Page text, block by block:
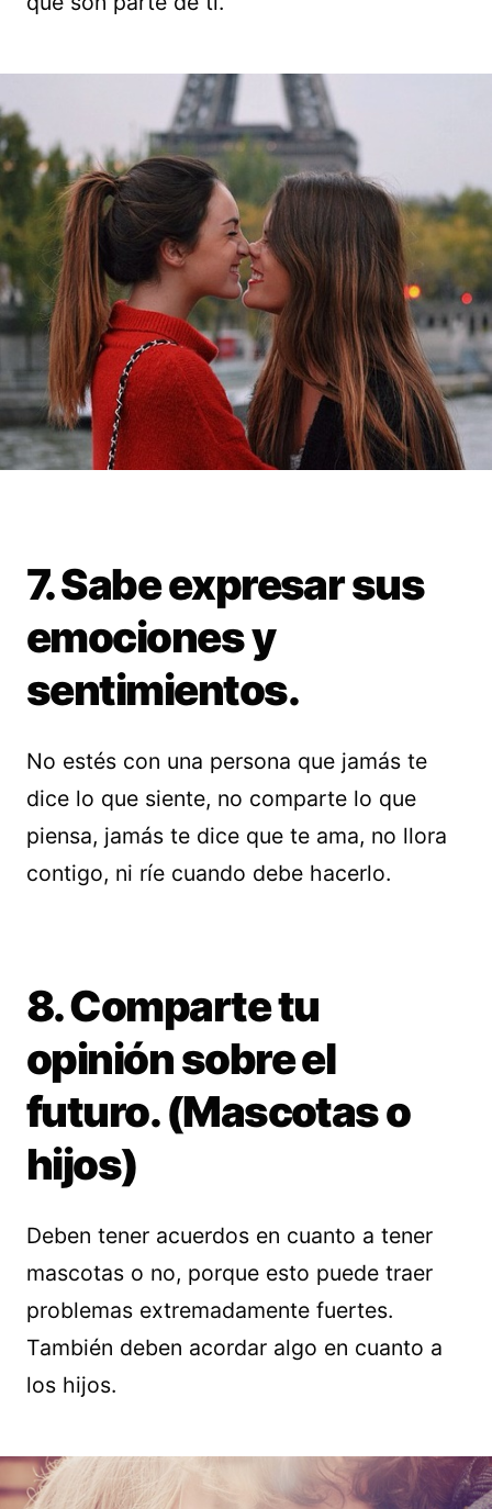
7. Sabe expresar sus
emociones y
sentimientos.
No estés con una persona que jamás te
dice lo que siente, no comparte lo que
piensa, jamás te dice que te ama, no llora
contigo, ni ríe cuando debe hacerlo.
8. Comparte tu
opinión sobre el
futuro. (Mascotas o
hijos)
Deben tener acuerdos en cuanto a tener
mascotas o no, porque esto puede traer
problemas extremadamente fuertes.
También deben acordar algo en cuanto a
los hijos.